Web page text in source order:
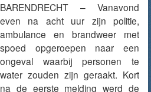
BARENDRECHT – Vanavond
even na acht uur zijn politie,
ambulance en brandweer met
spoed opgeroepen naar een
ongeval waarbij personen te
water zouden zijn geraakt. Kort
na de eerste melding werd de